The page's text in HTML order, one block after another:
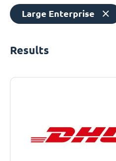
Large Enterprise
Results